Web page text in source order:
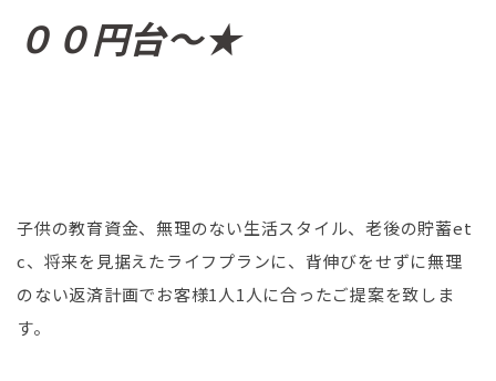
００円台～★
子供の教育資金、無理のない生活スタイル、老後の貯蓄et
c、将来を見据えたライフプランに、背伸びをせずに無理
のない返済計画でお客様1人1人に合ったご提案を致しま
す。